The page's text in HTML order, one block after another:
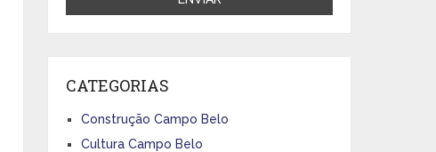
CATEGORIAS
Construção Campo Belo
Cultura Campo Belo